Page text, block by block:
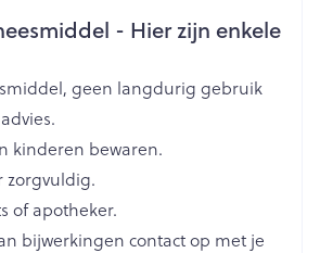
mm
mm
- Hier zijn enkele
geen langdurig gebruik
kinderen bewaren.
zorgvuldig.
of apotheker.
bijwerkingen contact op met je